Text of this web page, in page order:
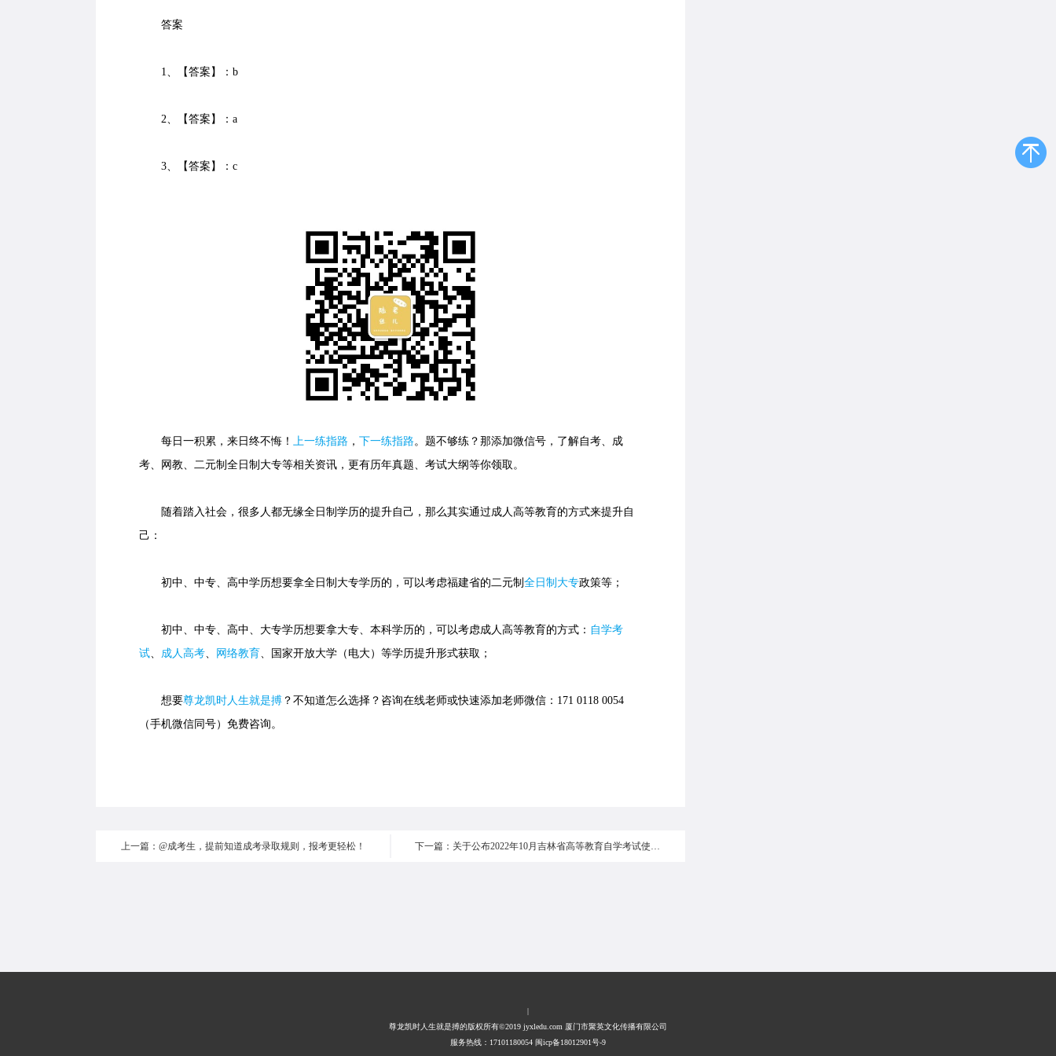
答案
1、【答案】：b
2、【答案】：a
3、【答案】：c
每日一积累，来日终不悔！ 上一练指路 ， 下一练指路。 题不够练？那添加微信号，了解自考、成
考、网教、二元制全日制大专等相关资讯，更有历年真题、考试大纲等你领取。
随着踏入社会，很多人都无缘全日制学历的提升自己，那么其实通过成人高等教育的方式来提升自
己：
初中、中专、高中学历想要拿全日制大专学历的，可以考虑福建省的二元制 全日制大专政策等；
初中、中专、高中、大专学历想要拿大专、本科学历的，可以考虑成人高等教育的方式： 自学考
试、 成人高考、 网络教育、国家开放大学（电大）等学历提升形式获取；
想要尊龙凯时人生就是搏 ？不知道怎么选择？咨询在线老师或快速添加老师微信：171 0118 0054
（手机微信同号）免费咨询。
上一篇：@成考生，提前知道成考录取规则，报考更轻松！ 下一篇：关于公布2022年10月吉林省高等教育自学考试使用教材目录的通知
|
尊龙凯时人生就是搏的版权所有©2019 jyxledu.com 厦门市聚英文化传播有限公司
服务热线：17101180054 闽icp备18012901号-9